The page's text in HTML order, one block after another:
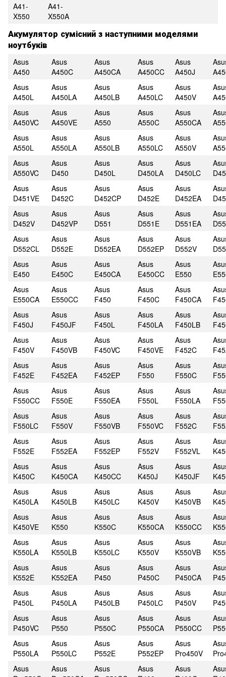
A41-
X550
A41-
X550A
Акумулятор сумісний з наступними моделями
ноутбуків
Asus
A450
Asus
A450C
Asus
A450CA
Asus
A450CC
Asus
A450J
Asus
A450L
Asus
A450LA
Asus
A450LB
Asus
A450LC
Asus
A450V
Asus
A450VC
Asus
A450VE
Asus
A550
Asus
A550C
Asus
A550CA
Asus
A550L
Asus
A550LA
Asus
A550LB
Asus
A550LC
Asus
A550V
Asus
A550VC
Asus
D450
Asus
D450L
Asus
D450LA
Asus
D450LC
Asus
D451VE
Asus
D452C
Asus
D452CP
Asus
D452E
Asus
D452EA
Asus
D452V
Asus
D452VP
Asus
D551
Asus
D551E
Asus
D551EA
Asus
D552CL
Asus
D552E
Asus
D552EA
Asus
D552EP
Asus
D552V
Asus
E450
Asus
E450C
Asus
E450CA
Asus
E450CC
Asus
E550
Asus
E550CA
Asus
E550CC
Asus
F450
Asus
F450C
Asus
F450CA
Asus
F450J
Asus
F450JF
Asus
F450L
Asus
F450LA
Asus
F450LB
Asus
F450V
Asus
F450VB
Asus
F450VC
Asus
F450VE
Asus
F452C
Asus
F452E
Asus
F452EA
Asus
F452EP
Asus
F550
Asus
F550C
Asus
F550CC
Asus
F550E
Asus
F550EA
Asus
F550L
Asus
F550LA
Asus
F550LC
Asus
F550V
Asus
F550VB
Asus
F550VC
Asus
F552C
Asus
F552E
Asus
F552EA
Asus
F552EP
Asus
F552V
Asus
F552VL
Asus
K450C
Asus
K450CA
Asus
K450CC
Asus
K450J
Asus
K450JF
Asus
K450LA
Asus
K450LB
Asus
K450LC
Asus
K450V
Asus
K450VB
Asus
K450VE
Asus
K550
Asus
K550C
Asus
K550CA
Asus
K550CC
Asus
K550LA
Asus
K550LB
Asus
K550LC
Asus
K550V
Asus
K550VB
Asus
K552E
Asus
K552EA
Asus
P450
Asus
P450C
Asus
P450CA
Asus
P450L
Asus
P450LA
Asus
P450LB
Asus
P450LC
Asus
P450V
Asus
P450VC
Asus
P550
Asus
P550C
Asus
P550CA
Asus
P550CC
Asus
P550LA
Asus
P550LC
Asus
P552E
Asus
P552EP
Asus
Pro450V
Asus
Asus
Asus
Asus
Asus